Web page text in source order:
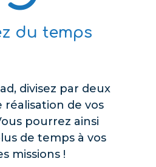
du temps
divisez par deux
réalisation de vos
pourrez ainsi
de temps à vos
missions !